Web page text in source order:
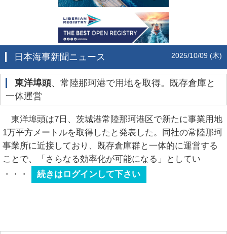
日本海事新聞ニュース 2025/10/09 (木)
東洋埠頭、常陸那珂港で用地を取得。既存倉庫と
一体運営
東洋埠頭は7日、茨城港常陸那珂港区で新たに事業用地
1万平方メートルを取得したと発表した。同社の常陸那珂
事業所に近接しており、既存倉庫群と一体的に運営する
ことで、「さらなる効率化が可能になる」としてい
・・・
続きはログインして下さい